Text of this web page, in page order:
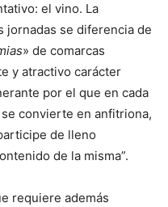
el vino. La
jornadas se diferencia de
» de comarcas
y atractivo carácter
por el que en cada
convierte en anfitriona,
de lleno
de la misma”.
requiere además